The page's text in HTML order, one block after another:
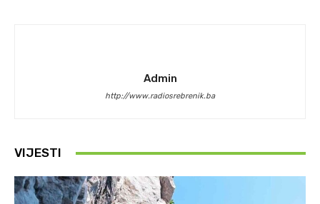
Admin
http://www.radiosrebrenik.ba
VIJESTI